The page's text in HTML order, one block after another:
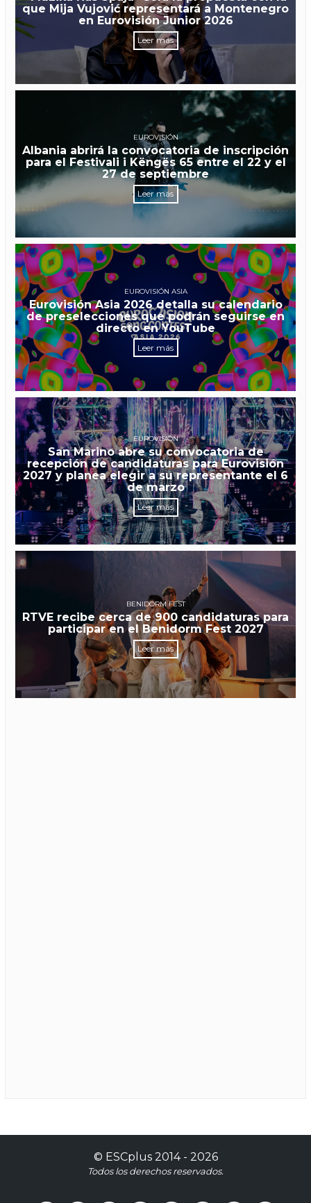
que Mija Vujović representará a Montenegro
en Eurovisión Junior 2026
Leer más
EUROVISIÓN
Albania abrirá la convocatoria de inscripción
para el Festivali i Këngës 65 entre el 22 y el
27 de septiembre
Leer más
EUROVISIÓN ASIA
Eurovisión Asia 2026 detalla su calendario
de preselecciones que podrán seguirse en
directo en YouTube
Leer más
EUROVISIÓN
San Marino abre su convocatoria de
recepción de candidaturas para Eurovisión
2027 y planea elegir a su representante el 6
de marzo
Leer más
BENIDORM FEST
RTVE recibe cerca de 900 candidaturas para
participar en el Benidorm Fest 2027
Leer más
© ESCplus2014 - 2026
Todos los derechos reservados.